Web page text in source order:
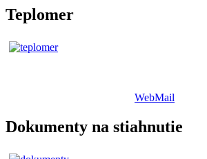
Teplomer
WebMail
Dokumenty na stiahnutie